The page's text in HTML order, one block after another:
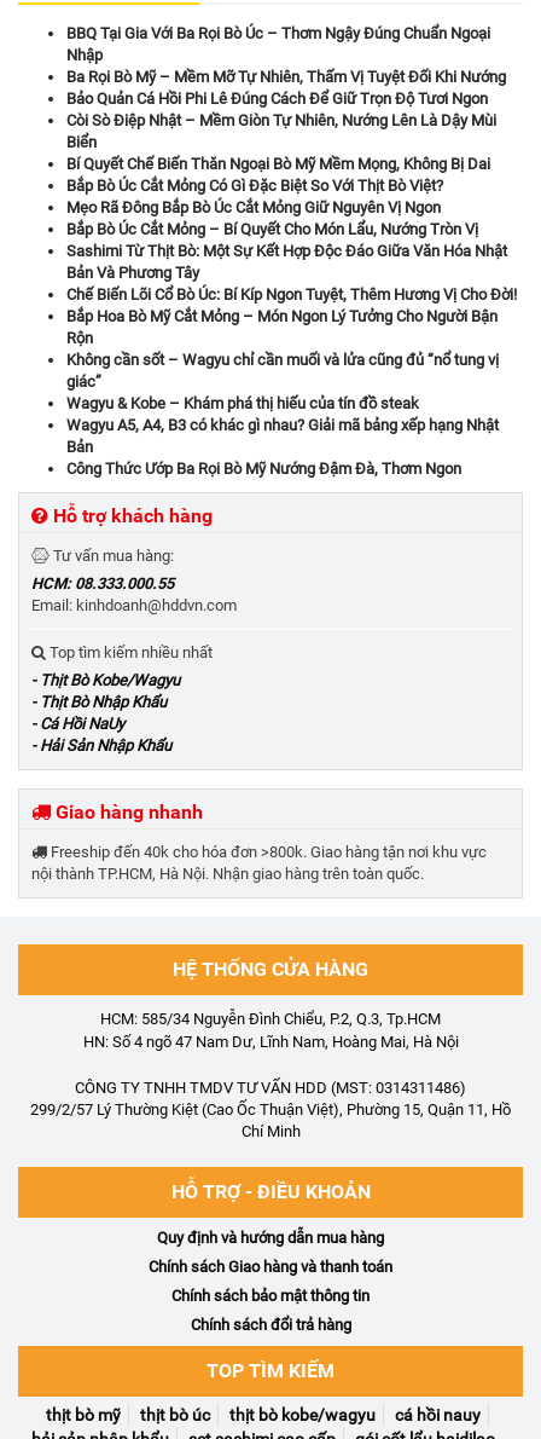
BBQ Tại Gia Với Ba Rọi Bò Úc – Thơm Ngậy Đúng Chuẩn Ngoại
Nhập
Ba Rọi Bò Mỹ – Mềm Mỡ Tự Nhiên, Thấm Vị Tuyệt Đối Khi Nướng
Bảo Quản Cá Hồi Phi Lê Đúng Cách Để Giữ Trọn Độ Tươi Ngon
Còi Sò Điệp Nhật – Mềm Giòn Tự Nhiên, Nướng Lên Là Dậy Mùi
Biển
Bí Quyết Chế Biến Thăn Ngoại Bò Mỹ Mềm Mọng, Không Bị Dai
Bắp Bò Úc Cắt Mỏng Có Gì Đặc Biệt So Với Thịt Bò Việt?
Mẹo Rã Đông Bắp Bò Úc Cắt Mỏng Giữ Nguyên Vị Ngon
Bắp Bò Úc Cắt Mỏng – Bí Quyết Cho Món Lẩu, Nướng Tròn Vị
Sashimi Từ Thịt Bò: Một Sự Kết Hợp Độc Đáo Giữa Văn Hóa Nhật
Bản Và Phương Tây
Chế Biến Lõi Cổ Bò Úc: Bí Kíp Ngon Tuyệt, Thêm Hương Vị Cho Đời!
Bắp Hoa Bò Mỹ Cắt Mỏng – Món Ngon Lý Tưởng Cho Người Bận
Rộn
Không cần sốt – Wagyu chỉ cần muối và lửa cũng đủ “nổ tung vị
giác”
Wagyu & Kobe – Khám phá thị hiếu của tín đồ steak
Wagyu A5, A4, B3 có khác gì nhau? Giải mã bảng xếp hạng Nhật
Bản
Công Thức Ướp Ba Rọi Bò Mỹ Nướng Đậm Đà, Thơm Ngon
Hỗ trợ khách hàng
Tư vấn mua hàng:
HCM: 08.333.000.55
Email: kinhdoanh@hddvn.com
Top tìm kiếm nhiều nhất
- Thịt Bò Kobe/Wagyu
- Thịt Bò Nhập Khẩu
- Cá Hồi NaUy
- Hải Sản Nhập Khẩu
Giao hàng nhanh
Freeship đến 40k cho hóa đơn >800k. Giao hàng tận nơi khu vực
nội thành TP.HCM, Hà Nội. Nhận giao hàng trên toàn quốc.
HỆ THỐNG CỬA HÀNG
HCM: 585/34 Nguyễn Đình Chiểu, P.2, Q.3, Tp.HCM
HN: Số 4 ngõ 47 Nam Dư, Lĩnh Nam, Hoàng Mai, Hà Nội
CÔNG TY TNHH TMDV TƯ VẤN HDD (MST: 0314311486)
299/2/57 Lý Thường Kiệt (Cao Ốc Thuận Việt), Phường 15, Quận 11, Hồ
Chí Minh
HỖ TRỢ - ĐIỀU KHOẢN
Quy định và hướng dẫn mua hàng
Chính sách Giao hàng và thanh toán
Chính sách bảo mật thông tin
Chính sách đổi trả hàng
TOP TÌM KIẾM
thịt bò mỹ thịt bò úc thịt bò kobe/wagyu
cá hồi nauy